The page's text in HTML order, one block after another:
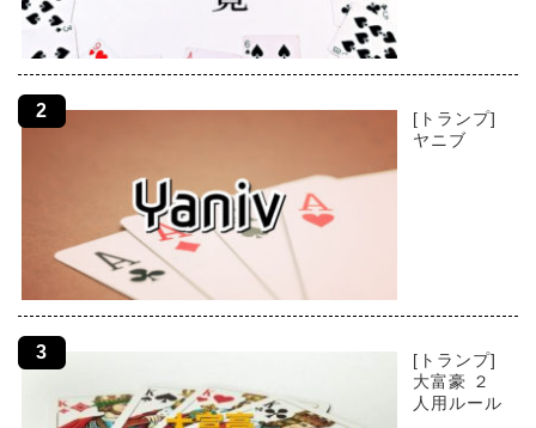
[トランプ]
ヤニブ
[トランプ]
大富豪 ２
人用ルール